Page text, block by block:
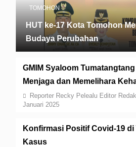
TOMOHON
HUT ke-17 Kota Tomohon
Budaya Perubahan
GMIM Syaloom
Menjaga dan Memelihara
Reporter Recky Pelealu Editor
Januari 2025
Konfirmasi Positif Covid-19 di
Kasus